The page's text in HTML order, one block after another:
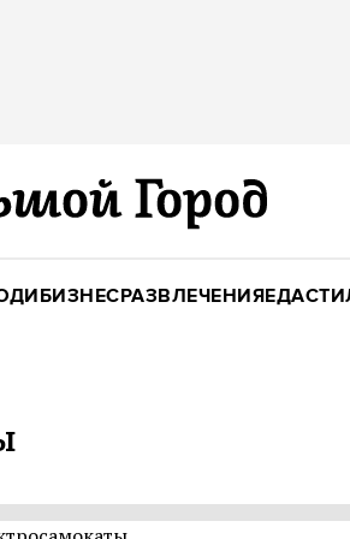
БИЗНЕСРАЗВЛЕЧЕНИЯЕДА